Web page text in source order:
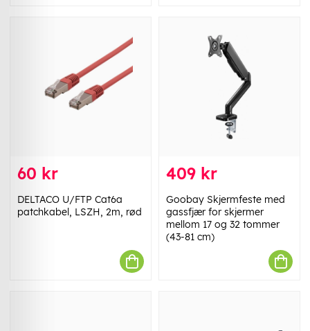
60 kr
DELTACO U/FTP Cat6a
patchkabel, LSZH, 2m, rød
409 kr
Goobay Skjermfeste med
gassfjær for skjermer
mellom 17 og 32 tommer
(43-81 cm)